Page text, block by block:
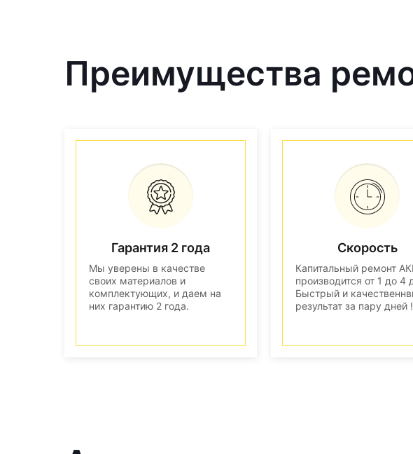
Преимущества
Гарантия 2 года
Мы уверены в качестве
своих материалов и
комплектующих, и даем на
них гарантию 2 года.
Скорость
Капитальный ремонт
производится от 1 до 4
Быстрый и
результат за пару дней !